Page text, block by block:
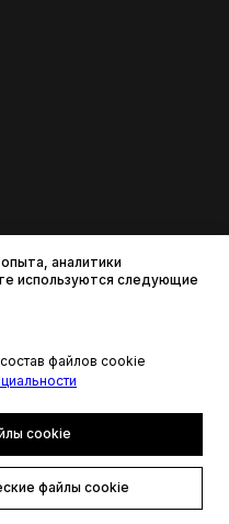
аналитики
используются следующие
файлов cookie
cookie
файлы cookie
права защищены.